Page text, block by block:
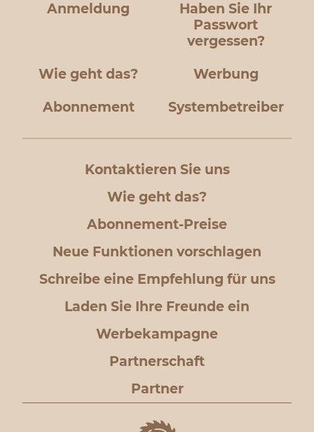
Anmeldung
Haben Sie Ihr
Passwort
vergessen?
Wie geht das? Werbung
Abonnement Systembetreiber
Kontaktieren Sie uns
Wie geht das?
Abonnement-Preise
Neue Funktionen vorschlagen
Schreibe eine Empfehlung für uns
Laden Sie Ihre Freunde ein
Werbekampagne
Partnerschaft
Partner